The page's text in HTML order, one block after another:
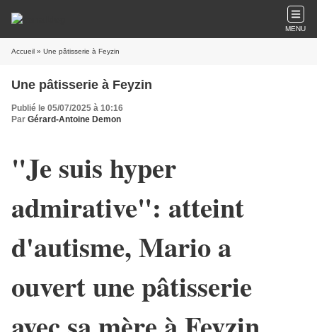
MENU
Accueil » Une pâtisserie à Feyzin
Une pâtisserie à Feyzin
Publié le 05/07/2025 à 10:16
Par Gérard-Antoine Demon
"Je suis hyper
admirative": atteint
d'autisme, Mario a
ouvert une pâtisserie